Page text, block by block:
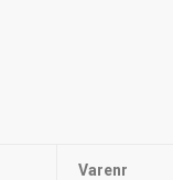
Varenr